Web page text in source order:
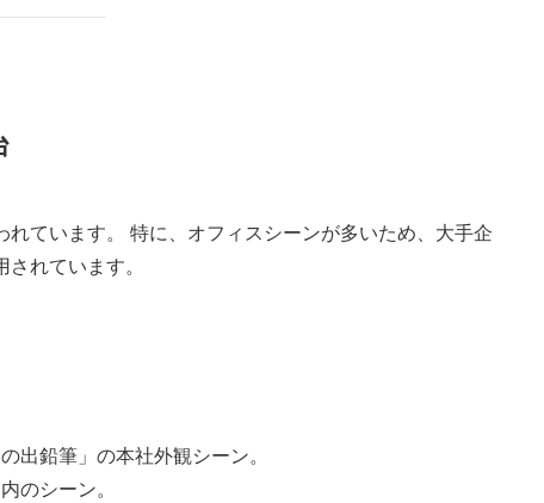
れています。 特に、オフィスシーンが多いため、大手企
れています。
の出鉛筆」の本社外観シーン。
のシーン。